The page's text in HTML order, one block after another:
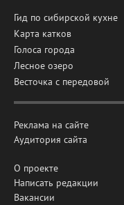
Гид по сибирской кухне
Карта катков
Голоса города
Лесное озеро
Весточка с передовой
Реклама на сайте
Аудитория сайта
О проекте
Написать редакции
Вакансии